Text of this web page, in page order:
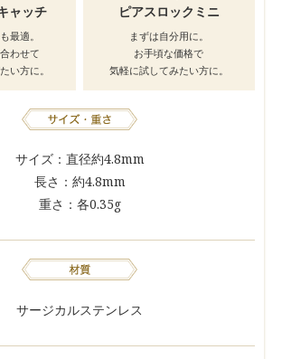
ャッチ
最適。
わせて
い方に。
ピアスロックミニ
まずは自分用に。
お手頃な価格で
気軽に試してみたい方に。
サイズ：直径約4.8mm
長さ：約4.8mm
重さ：各0.35g
サージカルステンレス